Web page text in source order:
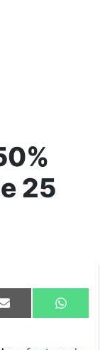
25
Compartir
en
Email
en